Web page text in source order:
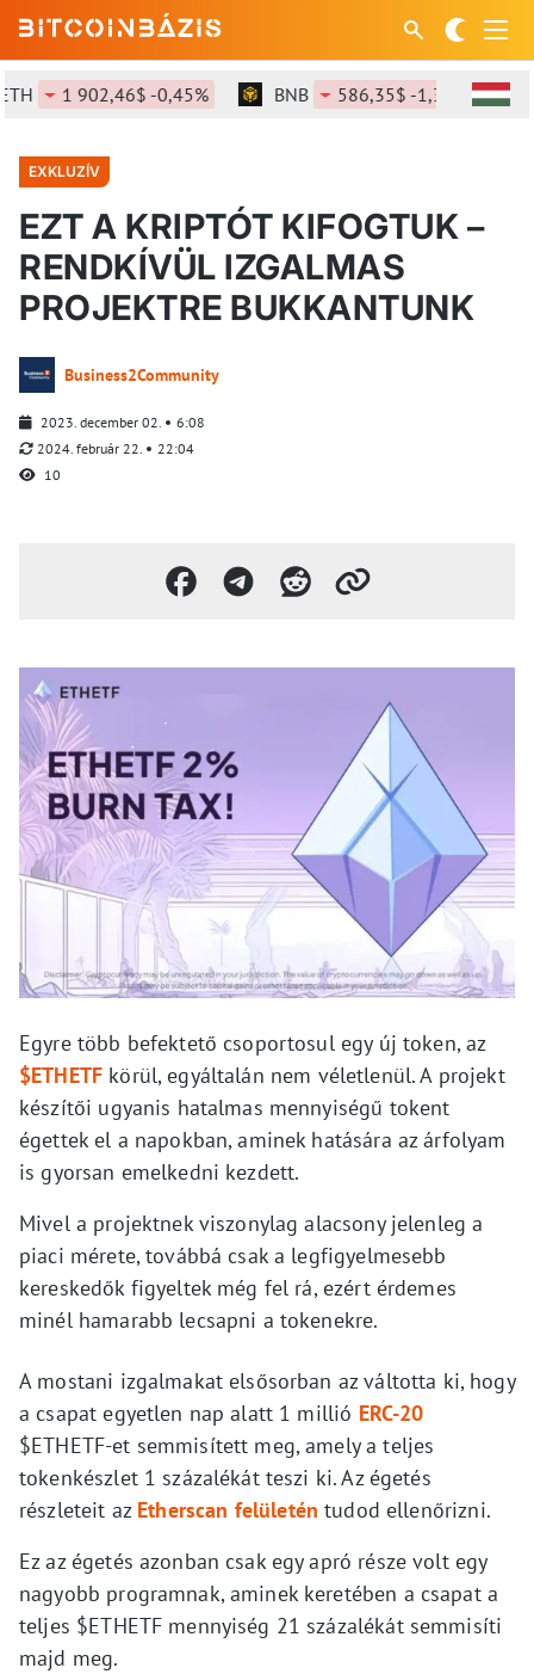
1 902,46$ -0,45% BNB 586,35$ -1,38% SOL
EXKLUZÍV
EZT A KRIPTÓT KIFOGTUK –
RENDKÍVÜL IZGALMAS
PROJEKTRE BUKKANTUNK
Business2Community
2023. december 02.
6:08
2024. február 22.
22:04
10
Egyre több befektető csoportosul egy új token, az
$ETHETF körül, egyáltalán nem véletlenül. A projekt
készítői ugyanis hatalmas mennyiségű tokent
égettek el a napokban, aminek hatására az árfolyam
is gyorsan emelkedni kezdett.
Mivel a projektnek viszonylag alacsony jelenleg a
piaci mérete, továbbá csak a legfigyelmesebb
kereskedők figyeltek még fel rá, ezért érdemes
minél hamarabb lecsapni a tokenekre.
A mostani izgalmakat elsősorban az váltotta ki, hogy
a csapat egyetlen nap alatt 1 millió ERC-20
$ETHETF-et semmisített meg, amely a teljes
tokenkészlet 1 százalékát teszi ki. Az égetés
részleteit az Etherscan felületén tudod ellenőrizni.
Ez az égetés azonban csak egy apró része volt egy
nagyobb programnak, aminek keretében a csapat a
teljes $ETHETF mennyiség 21 százalékát semmisíti
majd meg.